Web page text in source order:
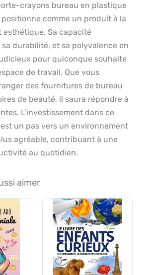
crayons bureau en plastique
comme un produit à la
esthétique. Sa capacité
sa durabilité, et sa polyvalence en
pour quiconque souhaite
de travail. Que vous
des fournitures de bureau
de beauté, il saura répondre à
L’investissement dans ce
un pas vers un environnement
agréable, contribuant à une
au quotidien.
aimer